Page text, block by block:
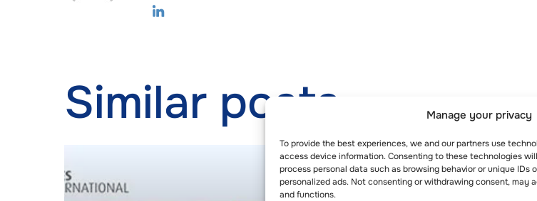
Manage your privacy
To provide the best experiences, we and our partners use
access device information. Consenting to these technologies
process personal data such as browsing behavior or unique IDs
personalized ads. Not consenting or withdrawing consent, may
and functions.
Similar posts